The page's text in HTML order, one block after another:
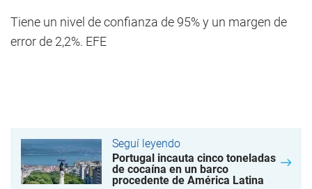
Tiene un nivel de confianza de 95% y un margen de
error de 2,2%. EFE
Seguí leyendo
Portugal incauta cinco toneladas
de cocaína en un barco
procedente de América Latina